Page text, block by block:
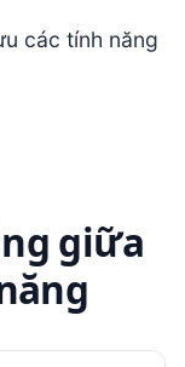
các tính năng
giữa